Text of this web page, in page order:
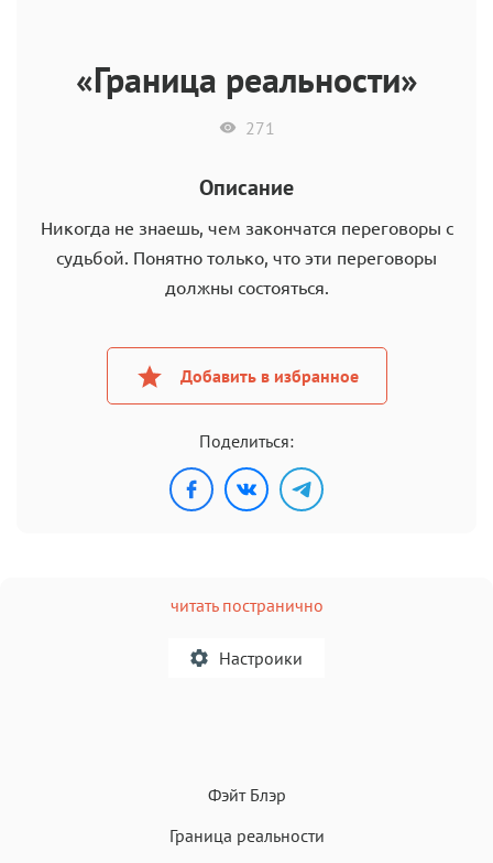
«Граница реальности»
271
Описание
Никогда не знаешь, чем закончатся переговоры с
судьбой. Понятно только, что эти переговоры
должны состояться.
Добавить в избранное
Поделиться:
читать постранично
Настроики
Текст Текст
Фэйт Блэр
Граница реальности